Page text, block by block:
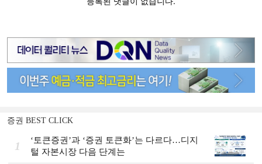
증권 BEST CLICK
1
‘토큰증권’과 ‘증권 토큰화’는 다르다…디지
털 자본시장 다음 단계는